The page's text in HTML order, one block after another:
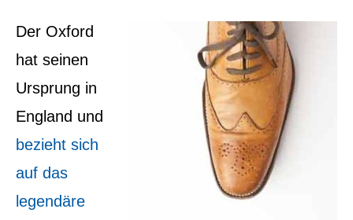
Der Oxford
hat seinen
Ursprung in
England und
bezieht sich
auf das
legendäre